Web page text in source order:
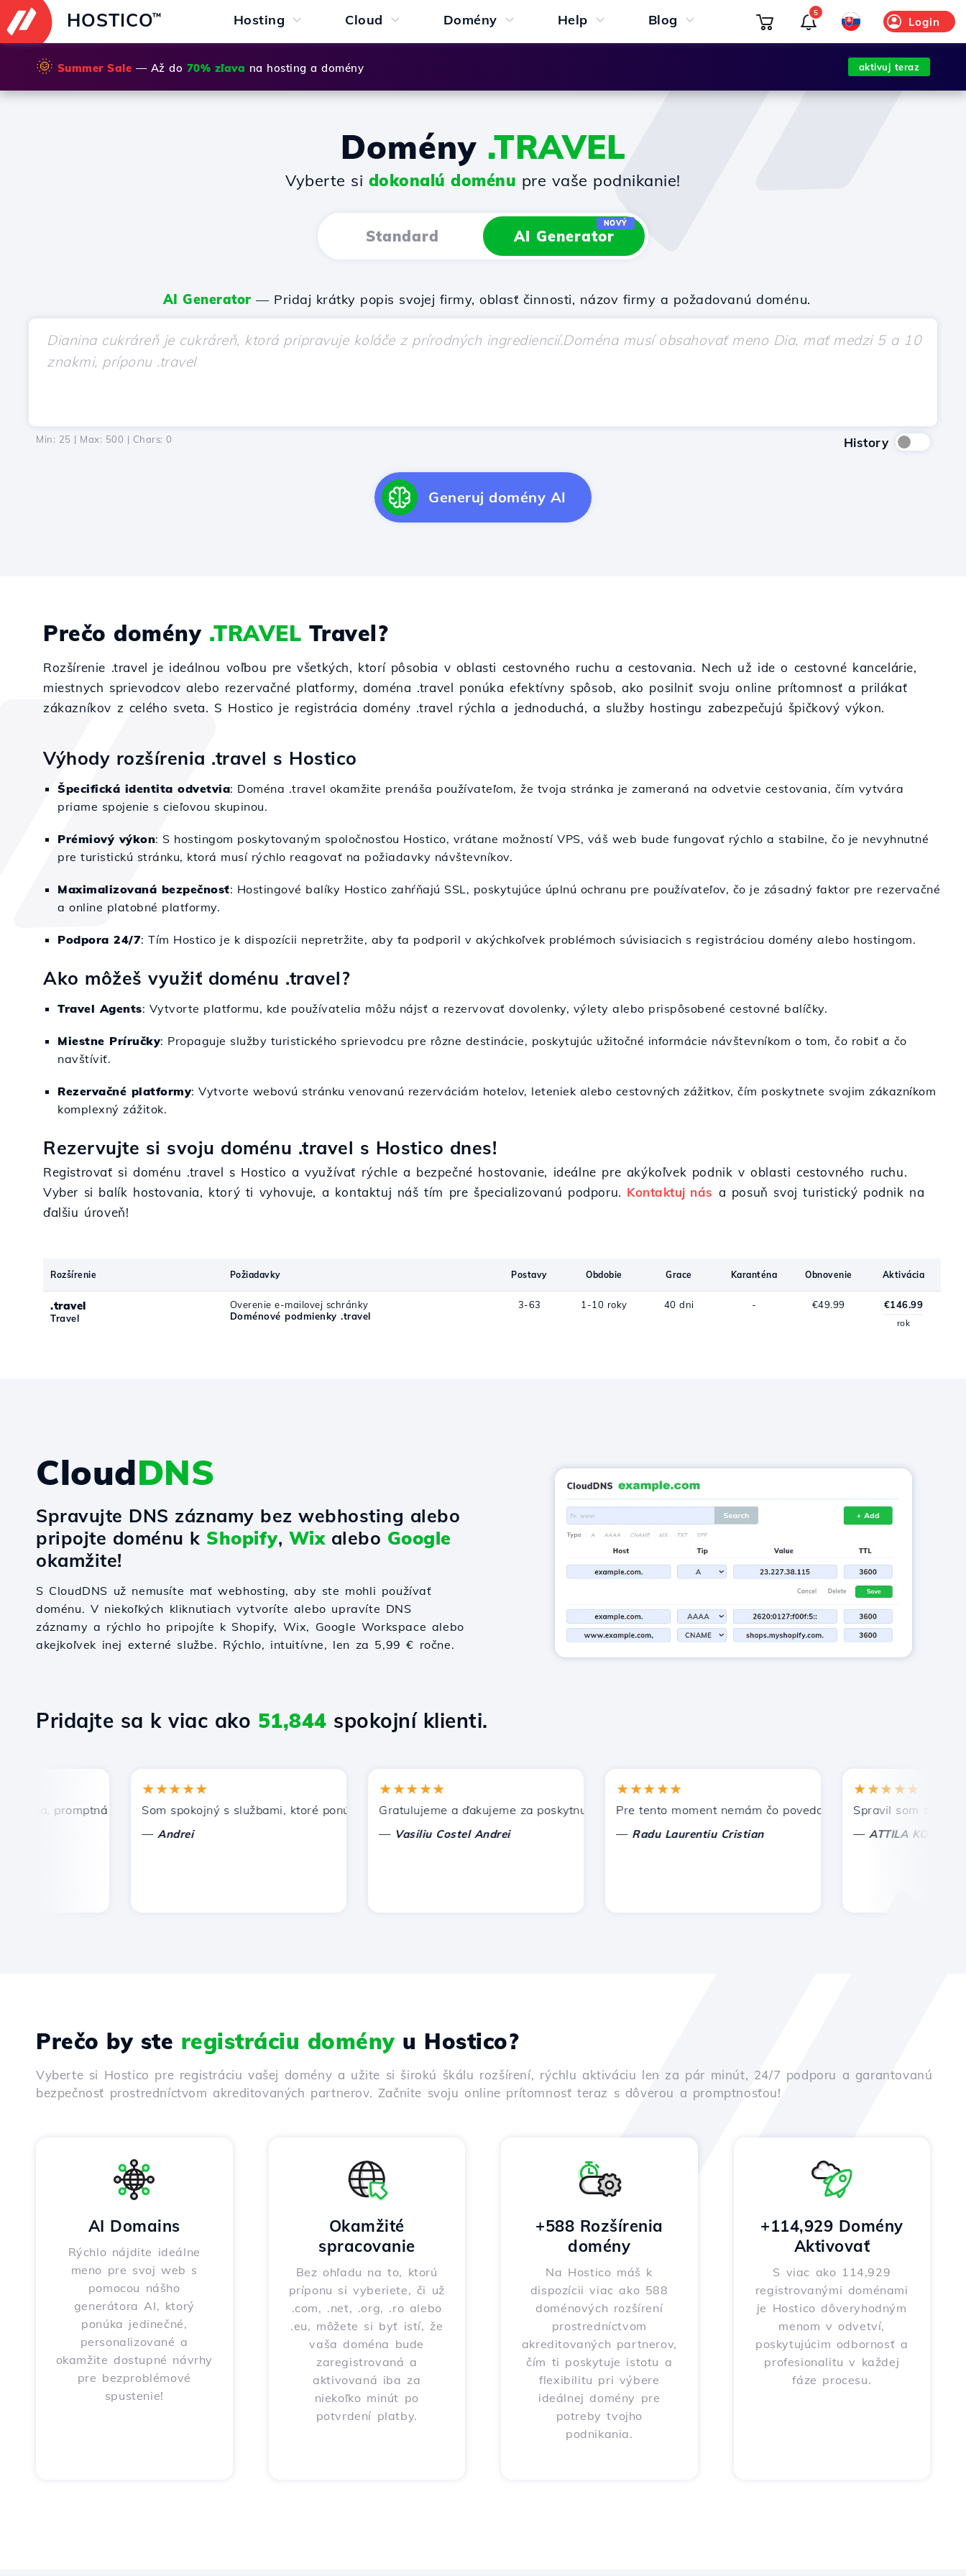
HOSTICO™ Hosting Cloud Domény Help Blog Login
5
🌞 Summer Sale — Až do 70% zľava na hosting a domény aktivuj teraz
Domény .TRAVEL
Vyberte si dokonalú doménu pre vaše podnikanie!
Standard AI Generator
NOVÝ
AI Generator — Pridaj krátky popis svojej firmy, oblasť činnosti, názov firmy a požadovanú doménu.
Min: 25 | Max: 500 | Chars: 0 History
Generuj domény AI
Prečo domény .TRAVEL Travel?
Rozšírenie .travel je ideálnou voľbou pre všetkých, ktorí pôsobia v oblasti cestovného ruchu a cestovania. Nech už ide o cestovné kancelárie,
miestnych sprievodcov alebo rezervačné platformy, doména .travel ponúka efektívny spôsob, ako posilniť svoju online prítomnosť a prilákať
zákazníkov z celého sveta. S Hostico je registrácia domény .travel rýchla a jednoduchá, a služby hostingu zabezpečujú špičkový výkon.
Výhody rozšírenia .travel s Hostico
Špecifická identita odvetvia: Doména .travel okamžite prenáša používateľom, že tvoja stránka je zameraná na odvetvie cestovania, čím vytvára
priame spojenie s cieľovou skupinou.
Prémiový výkon: S hostingom poskytovaným spoločnosťou Hostico, vrátane možností VPS, váš web bude fungovať rýchlo a stabilne, čo je nevyhnutné
pre turistickú stránku, ktorá musí rýchlo reagovať na požiadavky návštevníkov.
Maximalizovaná bezpečnosť: Hostingové balíky Hostico zahŕňajú SSL, poskytujúce úplnú ochranu pre používateľov, čo je zásadný faktor pre rezervačné
a online platobné platformy.
Podpora 24/7: Tím Hostico je k dispozícii nepretržite, aby ťa podporil v akýchkoľvek problémoch súvisiacich s registráciou domény alebo hostingom.
Ako môžeš využiť doménu .travel?
Travel Agents: Vytvorte platformu, kde používatelia môžu nájsť a rezervovať dovolenky, výlety alebo prispôsobené cestovné balíčky.
Miestne Príručky: Propaguje služby turistického sprievodcu pre rôzne destinácie, poskytujúc užitočné informácie návštevníkom o tom, čo robiť a čo
navštíviť.
Rezervačné platformy: Vytvorte webovú stránku venovanú rezerváciám hotelov, leteniek alebo cestovných zážitkov, čím poskytnete svojim zákazníkom
komplexný zážitok.
Rezervujte si svoju doménu .travel s Hostico dnes!
Registrovať si doménu .travel s Hostico a využívať rýchle a bezpečné hostovanie, ideálne pre akýkoľvek podnik v oblasti cestovného ruchu.
Vyber si balík hostovania, ktorý ti vyhovuje, a kontaktuj náš tím pre špecializovanú podporu. Kontaktuj nás a posuň svoj turistický podnik na
ďalšiu úroveň!
Rozšírenie Požiadavky Postavy Obdobie Grace Karanténa Obnovenie Aktivácia
.travel
Travel
Overenie e-mailovej schránky
Doménové podmienky .travel
3-63 1-10 roky 40 dni - €49.99 €146.99
rok
CloudDNS
Spravujte DNS záznamy bez webhosting alebo
pripojte doménu k Shopify, Wixalebo Google
okamžite!
S CloudDNS už nemusíte mať webhosting, aby ste mohli používať
doménu. V niekoľkých kliknutiach vytvoríte alebo upravíte DNS
záznamy a rýchlo ho pripojíte k Shopify, Wix, Google Workspace alebo
akejkoľvek inej externé službe. Rýchlo, intuitívne, len za 5,99 € ročne.
Pridajte sa k viac ako 51,844 spokojní klienti.
promptná a efektívna technická podpora.
★★★★★
Som spokojný s službami, ktoré ponúka Hostico. Odporučil som vás iným známym.
Andrei
★★★★★
Gratulujeme a ďakujeme za poskytnutú podporu!
Vasiliu Costel Andrei
★★★★★
Pre tento moment nemám čo povedať, len oceniť. S osobitnou
Radu Laurentiu Cristian
★★★★★
Spravil som správnu
ATTILA KOLES
Prečo by ste registráciu doményu Hostico?
Vyberte si Hostico pre registráciu vašej domény a užite si širokú škálu rozšírení, rýchlu aktiváciu len za pár minút, 24/7 podporu a garantovanú
bezpečnosť prostredníctvom akreditovaných partnerov. Začnite svoju online prítomnosť teraz s dôverou a promptnosťou!
AI Domains
Rýchlo nájdite ideálne
meno pre svoj web s
pomocou nášho
generátora AI, ktorý
ponúka jedinečné,
personalizované a
okamžite dostupné návrhy
pre bezproblémové
spustenie!
Okamžité
spracovanie
Bez ohľadu na to, ktorú
príponu si vyberiete, či už
.com, .net, .org, .ro alebo
.eu, môžete si byť istí, že
vaša doména bude
zaregistrovaná a
aktivovaná iba za
niekoľko minút po
potvrdení platby.
+588 Rozšírenia
domény
Na Hostico máš k
dispozícii viac ako 588
doménových rozšírení
prostredníctvom
akreditovaných partnerov,
čím ti poskytuje istotu a
flexibilitu pri výbere
ideálnej domény pre
potreby tvojho
podnikania.
+114,929 Domény
Aktivovať
S viac ako 114,929
registrovanými doménami
je Hostico dôveryhodným
menom v odvetví,
poskytujúcim odbornosť a
profesionalitu v každej
fáze procesu.